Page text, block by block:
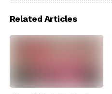
Related Articles